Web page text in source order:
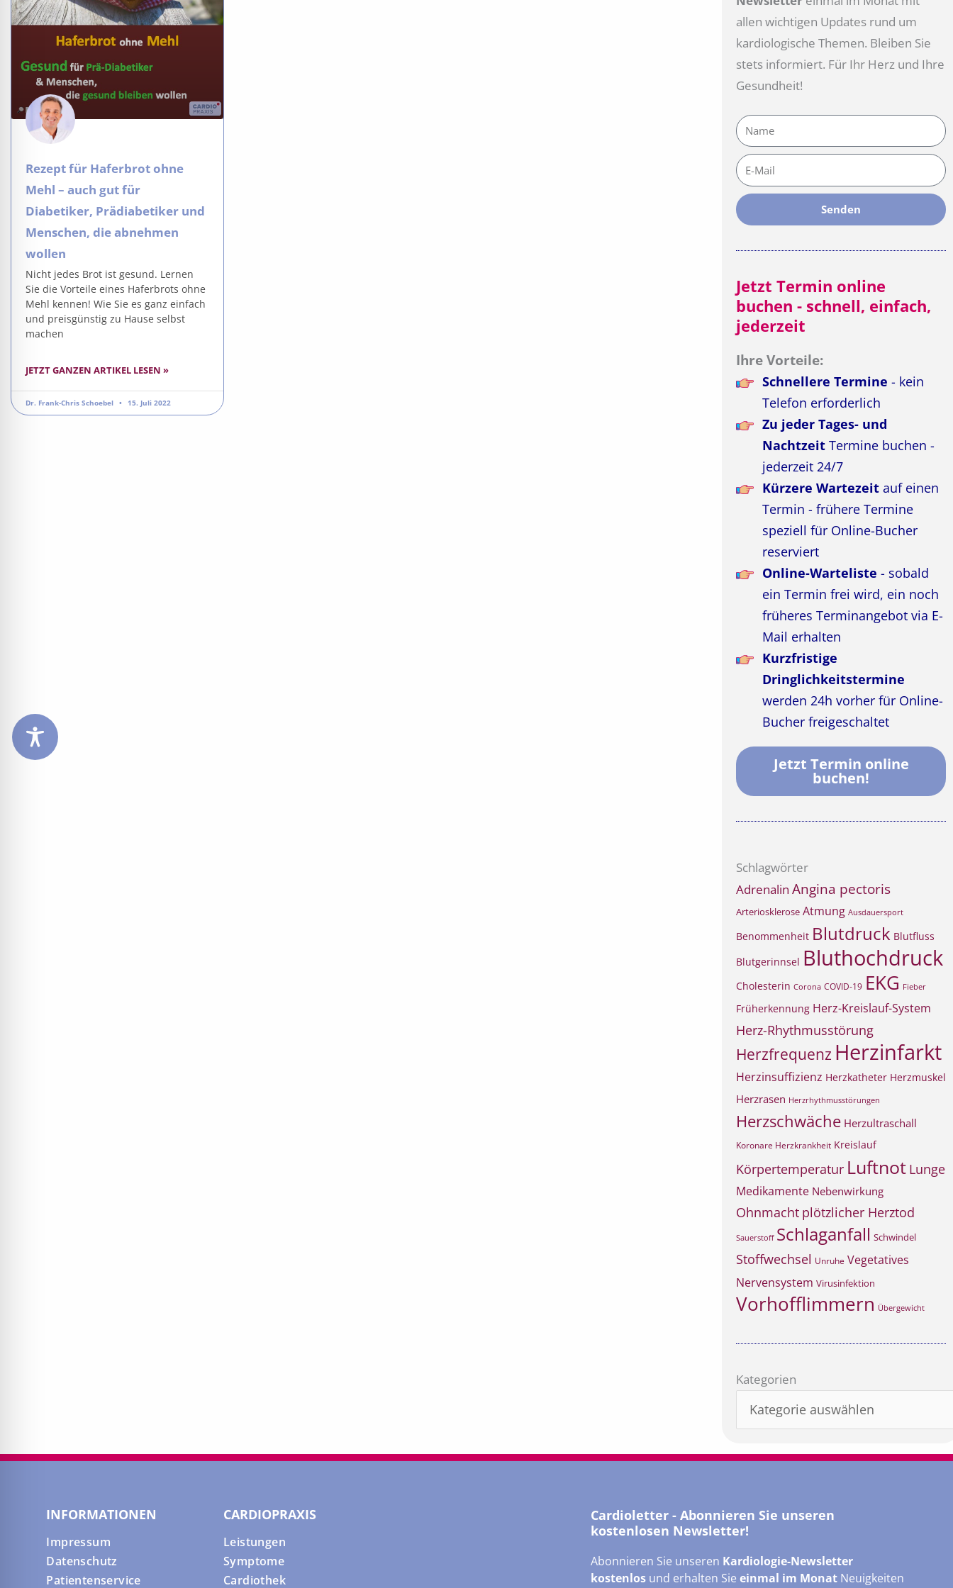
Rezept für Haferbrot ohne
Mehl – auch gut für
Diabetiker, Prädiabetiker und
Menschen, die abnehmen
wollen
Nicht jedes Brot ist gesund. Lernen
Sie die Vorteile eines Haferbrots ohne
Mehl kennen! Wie Sie es ganz einfach
und preisgünstig zu Hause selbst
machen
JETZT GANZEN ARTIKEL LESEN »
Dr. Frank-Chris Schoebel 15. Juli 2022
allen wichtigen Updates rund um
kardiologische Themen. Bleiben Sie
stets informiert. Für Ihr Herz und Ihre
Gesundheit!
Name
E-
Mail
Senden
Jetzt Termin online
buchen - schnell, einfach,
jederzeit
Ihre Vorteile:
Schnellere Termine - kein
Telefon erforderlich
Zu jeder Tages- und
NachtzeitTermine buchen -
jederzeit 24/7
Kürzere Wartezeitauf einen
Termin - frühere Termine
speziell für Online-Bucher
reserviert
Online-Warteliste - sobald
ein Termin frei wird, ein noch
früheres Terminangebot via E-
Mail erhalten
Kurzfristige
Dringlichkeitstermine
werden 24h vorher für Online-
Bucher freigeschaltet
Jetzt Termin online
buchen!
Schlagwörter
Adrenalin Angina pectoris
Arteriosklerose Atmung Ausdauersport
Benommenheit Blutdruck Blutfluss
Blutgerinnsel Bluthochdruck
Cholesterin Corona COVID-19 EKG Fieber
Früherkennung Herz-Kreislauf-System
Herz-Rhythmusstörung
Herzfrequenz Herzinfarkt
Herzinsuffizienz Herzkatheter Herzmuskel
Herzrasen Herzrhythmusstörungen
Herzschwäche Herzultraschall
Koronare Herzkrankheit Kreislauf
Körpertemperatur Luftnot Lunge
Medikamente Nebenwirkung
Ohnmacht plötzlicher Herztod
Sauerstoff Schlaganfall Schwindel
Stoffwechsel Unruhe Vegetatives
Nervensystem Virusinfektion
Vorhofflimmern Übergewicht
Kategorien
Kategorien
INFORMATIONEN
Impressum
Datenschutz
Patientenservice
CARDIOPRAXIS
Leistungen
Symptome
Cardiothek
Cardioletter - Abonnieren Sie unseren
kostenlosen Newsletter!
Abonnieren Sie unseren Kardiologie-Newsletter
kostenlos und erhalten Sieeinmal im Monat Neuigkeiten